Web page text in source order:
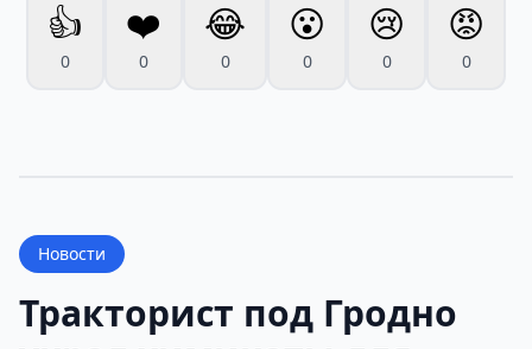
👍
0
❤️
0
😂
0
😮
0
😢
0
😡
0
Новости
Тракторист под Гродно